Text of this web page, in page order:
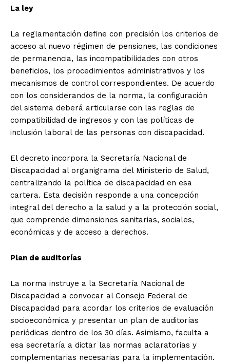
La ley
La reglamentación define con precisión los criterios de
acceso al nuevo régimen de pensiones, las condiciones
de permanencia, las incompatibilidades con otros
beneficios, los procedimientos administrativos y los
mecanismos de control correspondientes. De acuerdo
con los considerandos de la norma, la configuración
del sistema deberá articularse con las reglas de
compatibilidad de ingresos y con las políticas de
inclusión laboral de las personas con discapacidad.
El decreto incorpora la Secretaría Nacional de
Discapacidad al organigrama del Ministerio de Salud,
centralizando la política de discapacidad en esa
cartera. Esta decisión responde a una concepción
integral del derecho a la salud y a la protección social,
que comprende dimensiones sanitarias, sociales,
económicas y de acceso a derechos.
Plan de auditorías
La norma instruye a la Secretaría Nacional de
Discapacidad a convocar al Consejo Federal de
Discapacidad para acordar los criterios de evaluación
socioeconómica y presentar un plan de auditorías
periódicas dentro de los 30 días. Asimismo, faculta a
esa secretaría a dictar las normas aclaratorias y
complementarias necesarias para la implementación.